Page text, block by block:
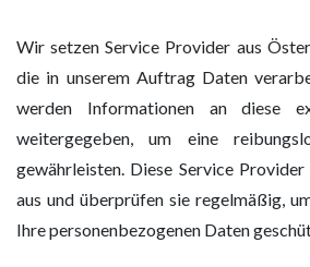
Wir setzen Service Provider aus
die in unserem Auftrag Daten
werden Informationen an diese
weitergegeben, um eine
gewährleisten. Diese Service
aus und überprüfen sie regelmäßig,
Ihre personenbezogenen Daten